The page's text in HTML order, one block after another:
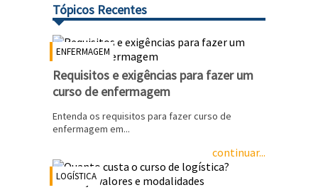
Tópicos Recentes
ENFERMAGEM
Requisitos e exigências para fazer um
curso de enfermagem
Entenda os requisitos para fazer curso de
enfermagem em...
continuar...
LOGÍSTICA